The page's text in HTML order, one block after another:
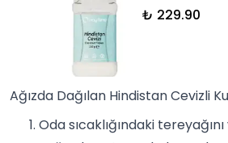
₺ 229.90
Ağızda Dağılan Hindistan Cevizli
Oda sıcaklığındaki